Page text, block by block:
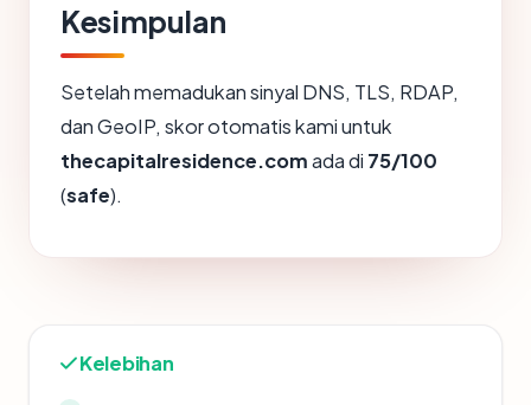
Kesimpulan
Setelah memadukan sinyal DNS, TLS, RDAP,
dan GeoIP, skor otomatis kami untuk
thecapitalresidence.comada di 75/100
(safe).
Kelebihan